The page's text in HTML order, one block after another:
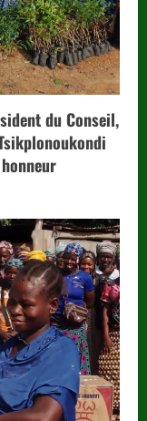
du Conseil,